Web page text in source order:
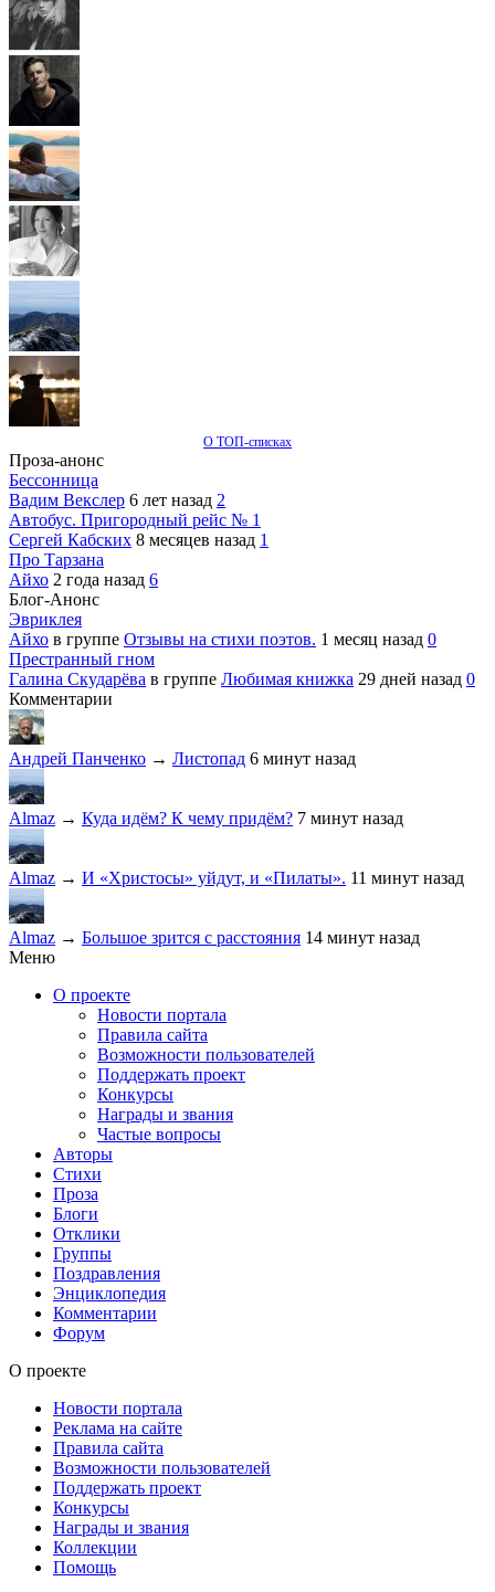
О ТОП-списках
Проза-анонс
Бессонница
Вадим Векслер 6 лет назад 2
Автобус. Пригородный рейс № 1
Сергей Кабских 8 месяцев назад 1
Про Тарзана
Айхо 2 года назад 6
Блог-Анонс
Эвриклея
Айхо в группе Отзывы на стихи поэтов. 1 месяц назад 0
Престранный гном
Галина Скударёва в группе Любимая книжка 29 дней назад 0
Комментарии
Андрей Панченко → Листопад 6 минут назад
Almaz → Куда идём? К чему придём? 7 минут назад
Almaz → И «Христосы» уйдут, и «Пилаты». 11 минут назад
Almaz → Большое зрится с расстояния 14 минут назад
Меню
О проекте
Новости портала
Правила сайта
Возможности пользователей
Поддержать проект
Конкурсы
Награды и звания
Частые вопросы
Авторы
Стихи
Проза
Блоги
Отклики
Группы
Поздравления
Энциклопедия
Комментарии
Форум
О проекте
Новости портала
Реклама на сайте
Правила сайта
Возможности пользователей
Поддержать проект
Конкурсы
Награды и звания
Коллекции
Помощь